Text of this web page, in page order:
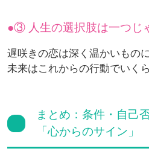
③ 人生の選択肢は一つじ
遅咲きの恋は深く温かいもの
未来はこれからの行動でいく
まとめ：条件・自己
「心からのサイン」